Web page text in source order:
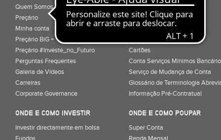
Quem Somos
Preçário
Minha conta
Preçário BiG +
Preçário #Investe_no_Futuro
Perguntas Frequentes
Galeria de Vídeos
Carreiras
Corporate Governance
Porquê ser cliente
Particulares
Júnior (sub-18)
Cartões
Conta Serviços Mínimos
Serviço de Mudança de Conta
Glossário de Terminologia
Informação Pré-Contratual
ONDE E COMO INVESTIR
Investir directamente em bolsa
Fundos
ONDE E COMO POUPAR
Super Conta
Renda Mensal